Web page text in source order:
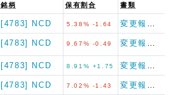
銘柄 保有割合 書類
[4783] NCD 5.38% -1.64
[4783] NCD 9.67% -0.49
[4783] NCD 8.91% +1.75
[4783] NCD 7.02% -1.43